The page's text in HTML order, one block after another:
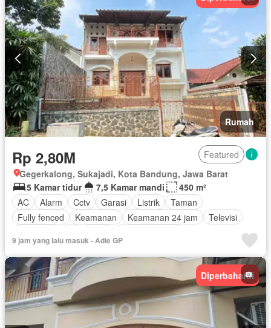
Rumah
Rp 2,80M
Featured
Gegerkalong, Sukajadi, Kota Bandung, Jawa Barat
5 Kamar tidur
7,5 Kamar mandi
450 m²
AC
Alarm Cctv Garasi Listrik
Taman
Fully fenced
Keamanan Keamanan 24 jam
Televisi
Tanpa perabotan
9 jam yang lalu masuk - Adie GP
Diperbaharui